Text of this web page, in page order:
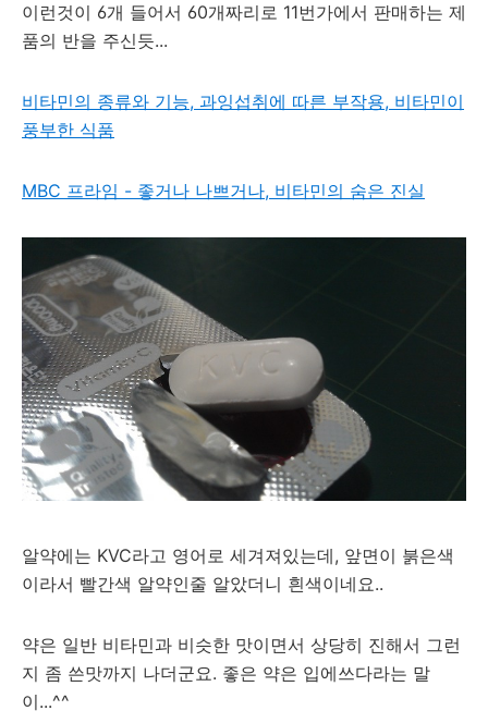
이런것이 6개 들어서 60개짜리로 11번가에서 판매하는 제
품의 반을 주신듯...
비타민의 종류와 기능, 과잉섭취에 따른 부작용, 비타민이
풍부한 식품
MBC 프라임 - 좋거나 나쁘거나, 비타민의 숨은 진실
알약에는 KVC라고 영어로 세겨져있는데, 앞면이 붉은색
이라서 빨간색 알약인줄 알았더니 흰색이네요..
약은 일반 비타민과 비슷한 맛이면서 상당히 진해서 그런
지 좀 쓴맛까지 나더군요. 좋은 약은 입에쓰다라는 말
이...^^